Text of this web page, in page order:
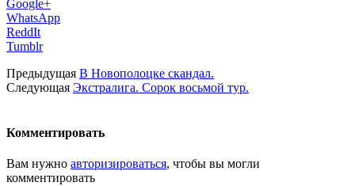
Google+
WhatsApp
ReddIt
Tumblr
Предыдущая В Новополоцке скандал.
Следующая Экстралига. Сорок восьмой тур.
Комментировать
Вам нужно авторизироваться, чтобы вы могли
комментировать